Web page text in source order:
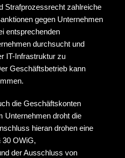
Strafprozessrecht zahlreiche
gegen Unternehmen
entsprechenden
durchsucht und
IT-Infrastruktur zu
Geschäftsbetrieb kann
die Geschäftskonten
Unternehmen droht die
hieran drohen eine
30 OWiG,
der Ausschluss von